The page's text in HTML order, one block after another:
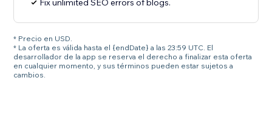
Fix unlimited SEO errors of blogs.
* Precio en USD.
* La oferta es válida hasta el {endDate} a las 23:59 UTC. El
desarrollador de la app se reserva el derecho a finalizar esta oferta
en cualquier momento, y sus términos pueden estar sujetos a
cambios.